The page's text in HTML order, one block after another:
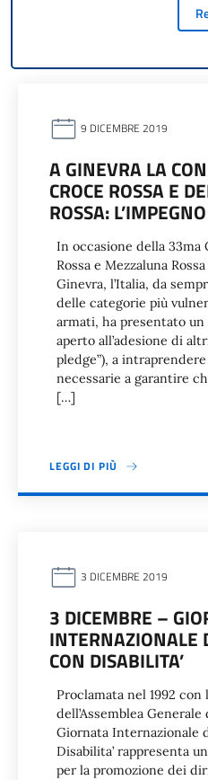
9 DICEMBRE 2019
A GINEVRA LA
CROCE ROSSA E
ROSSA:
In occasione della 33ma
Rossa e Mezzaluna
Ginevra, l’Italia, da
delle categorie più
armati, ha presentato
aperto all’adesione di
pledge”), a
necessarie a garantire
[…]
LEGGI DI PIÙ
3 DICEMBRE 2019
3 DICEMBRE –
INTERNAZIONALE
CON DISABILITA’
Proclamata nel 1992
dell’Assemblea
Giornata Internazionale
Disabilita’ rappresenta
per la promozione dei